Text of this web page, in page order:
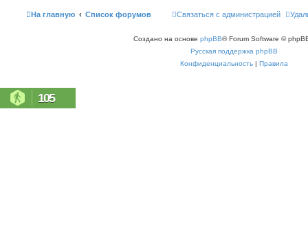
На главную Список форумов Связаться с администрацией
Создано на основе phpBB® Forum Software ©
Русская поддержка phpBB
Конфиденциальность | Правила
105